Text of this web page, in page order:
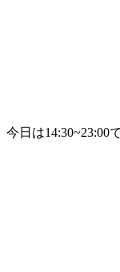
今日は14:30~23:00